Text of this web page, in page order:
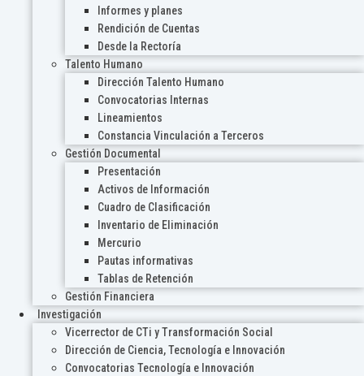
Informes y planes
Rendición de Cuentas
Desde la Rectoría
Talento Humano
Dirección Talento Humano
Convocatorias Internas
Lineamientos
Constancia Vinculación a Terceros
Gestión Documental
Presentación
Activos de Información
Cuadro de Clasificación
Inventario de Eliminación
Mercurio
Pautas informativas
Tablas de Retención
Gestión Financiera
Investigación
Vicerrector de CTi y Transformación Social
Dirección de Ciencia, Tecnología e Innovación
Convocatorias Tecnología e Innovación